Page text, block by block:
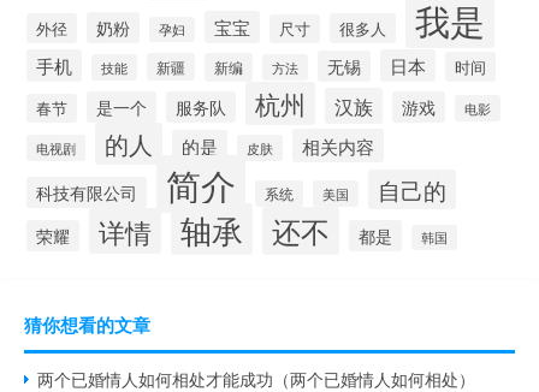
外径 奶粉 孕妇 宝宝 尺寸 很多人 我是
手机 技能 新疆 新编 方法 无锡 日本 时间
春节 是一个 服务队 杭州 汉族 游戏 电影
电视剧 的人 的是 皮肤 相关内容
科技有限公司 简介 系统 美国 自己的
荣耀 详情 轴承 还不 都是 韩国
猜你想看的文章
两个已婚情人如何相处才能成功（两个已婚情人如何相处）